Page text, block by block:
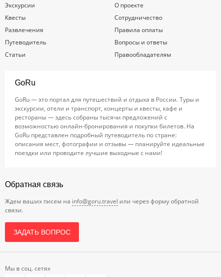
Экскурсии
Квесты
Развлечения
Путеводитель
Статьи
О проекте
Сотрудничество
Правила оплаты
Вопросы и ответы
Правообладателям
GoRu
GoRu — это портал для путешествий и отдыха в России. Туры и
экскурсии, отели и транспорт, концерты и квесты, кафе и
рестораны — здесь собраны тысячи предложений с
возможностью онлайн-бронирования и покупки билетов. На
GoRu представлен подробный путеводитель по стране:
описания мест, фотографии и отзывы — планируйте идеальные
поездки или проводите лучшие выходные с нами!
Обратная связь
Ждем ваших писем на info@goru.travel или через форму обратной
связи.
ЗАДАТЬ ВОПРОС
Мы в соц. сетях